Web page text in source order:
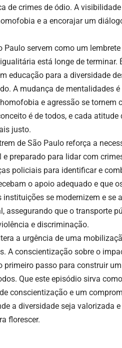
de crimes de ódio. A
e a encorajar um
Paulo servem como um
está longe de terminar.
educação para a diversidade
A mudança de mentalidades é
e agressão se tornem
é de todos, e cada atitude
justo.
de São Paulo reforça a
preparado para lidar com
policiais para identificar e
o apoio adequado e que
se modernizem e se
assegurando que o transporte
e discriminação.
a urgência de uma
A conscientização sobre o
primeiro passo para construir
Que este episódio sirva
conscientização e um
a diversidade seja valorizada e
florescer.